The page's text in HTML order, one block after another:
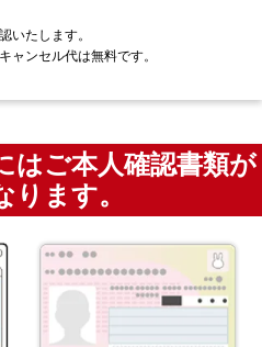
いたします。
ャンセル代は無料です。
ご本人確認書類が
ります。